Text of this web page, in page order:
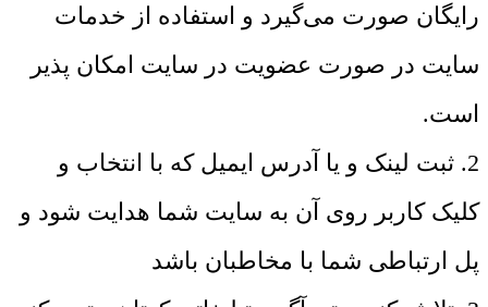
رایگان صورت می‌گیرد و استفاده از خدمات
سایت در صورت عضویت در سایت امکان پذیر
است.
2. ثبت لینک و یا آدرس ایمیل که با انتخاب و
کلیک کاربر روی آن به سایت شما هدایت شود و
پل ارتباطی شما با مخاطبان باشد